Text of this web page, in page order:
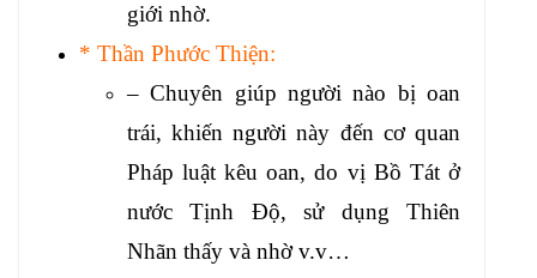
giới nhờ.
* Thần Phước Thiện:
– Chuyên giúp người nào bị oan
trái, khiến người này đến cơ quan
Pháp luật kêu oan, do vị Bồ Tát ở
nước Tịnh Độ, sử dụng Thiên
Nhãn thấy và nhờ v.v…